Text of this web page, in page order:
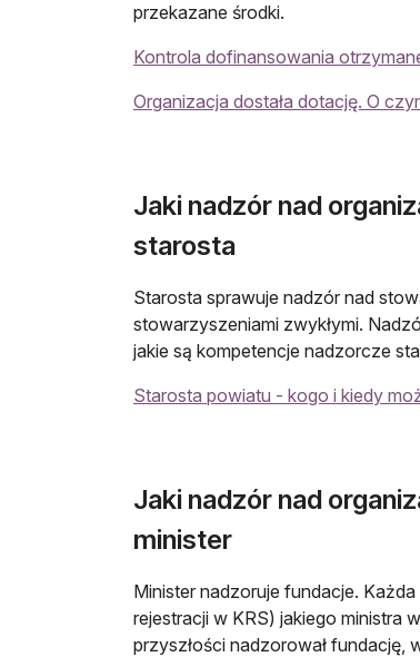
przekazane środki.
Kontrola dofinansowania
Organizacja dostała dotację. O
Jaki nadzór nad
starosta
Starosta sprawuje nadzór nad
stowarzyszeniami zwykłymi.
jakie są kompetencje nadzorcze
Starosta powiatu - kogo i kiedy
Jaki nadzór nad
minister
Minister nadzoruje fundacje.
rejestracji w KRS) jakiego ministra
przyszłości nadzorował fundację,